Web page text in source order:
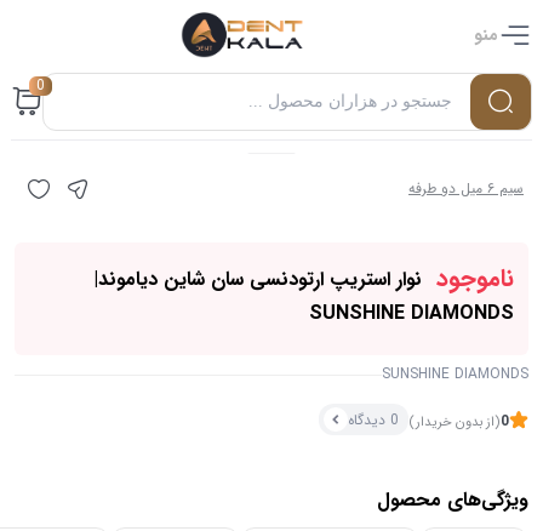
منو
0
سیم ۶ میل دو طرفه
ناموجود نوار استریپ ارتودنسی سان شاین دیاموند|
SUNSHINE DIAMONDS
SUNSHINE DIAMONDS
0(از بدون خریدار) 0 دیدگاه
ویژگی‌های محصول